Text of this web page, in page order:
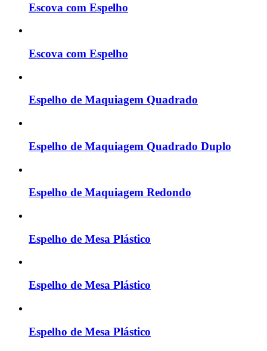
Escova com Espelho
Escova com Espelho
Espelho de Maquiagem Quadrado
Espelho de Maquiagem Quadrado Duplo
Espelho de Maquiagem Redondo
Espelho de Mesa Plástico
Espelho de Mesa Plástico
Espelho de Mesa Plástico